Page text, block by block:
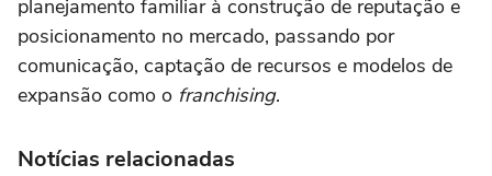
planejamento familiar à construção de reputação e
posicionamento no mercado, passando por
comunicação, captação de recursos e modelos de
expansão como o franchising.
Notícias relacionadas